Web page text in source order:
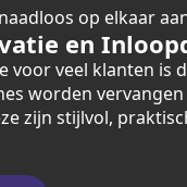
op elkaar
en
voor veel klanten is
worden
zijn stijlvol,